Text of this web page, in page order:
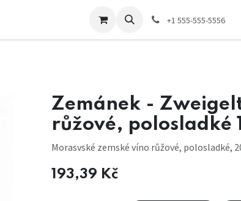
+1 555-555-5556
Zemánek -
růžové, polosladké
Morasvské zemské víno růžové, polosladké,
193,39 Kč